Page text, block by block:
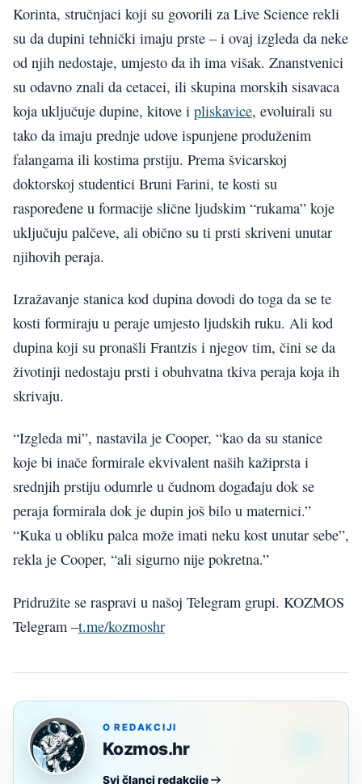
Korinta, stručnjaci koji su govorili za Live Science rekli
su da dupini tehnički imaju prste – i ovaj izgleda da neke
od njih nedostaje, umjesto da ih ima višak. Znanstvenici
su odavno znali da cetacei, ili skupina morskih sisavaca
koja uključuje dupine, kitove i pliskavice, evoluirali su
tako da imaju prednje udove ispunjene produženim
falangama ili kostima prstiju. Prema švicarskoj
doktorskoj studentici Bruni Farini, te kosti su
raspoređene u formacije slične ljudskim “rukama” koje
uključuju palčeve, ali obično su ti prsti skriveni unutar
njihovih peraja.
Izražavanje stanica kod dupina dovodi do toga da se te
kosti formiraju u peraje umjesto ljudskih ruku. Ali kod
dupina koji su pronašli Frantzis i njegov tim, čini se da
životinji nedostaju prsti i obuhvatna tkiva peraja koja ih
skrivaju.
“Izgleda mi”, nastavila je Cooper, “kao da su stanice
koje bi inače formirale ekvivalent naših kažiprsta i
srednjih prstiju odumrle u čudnom događaju dok se
peraja formirala dok je dupin još bilo u maternici.”
“Kuka u obliku palca može imati neku kost unutar sebe”,
rekla je Cooper, “ali sigurno nije pokretna.”
Pridružite se raspravi u našoj Telegram grupi. KOZMOS
Telegram –t.me/kozmoshr
O REDAKCIJI
Kozmos.hr
Svi članci redakcije